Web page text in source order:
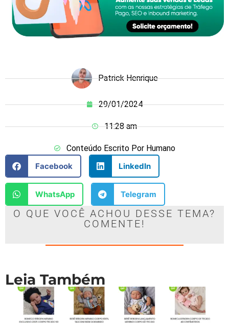
Patrick Henrique
29/01/2024
11:28 am
Conteúdo Escrito Por Humano
Facebook
LinkedIn
WhatsApp Telegram
O QUE VOCÊ ACHOU DESSE TEMA?
COMENTE!
Leia Também